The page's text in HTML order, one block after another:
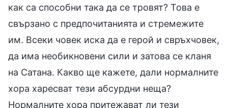
как са способни така да се тровят? Това е
свързано с предпочитанията и стремежите
им. Всеки човек иска да е герой и свръхчовек,
да има необикновени сили и затова се кланя
на Сатана. Какво ще кажете, дали нормалните
хора харесват тези абсурдни неща?
Нормалните хора притежават ли тези